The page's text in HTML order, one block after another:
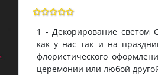
1 - Декорирование светом
как у нас так и на
флористического
церемонии или любой